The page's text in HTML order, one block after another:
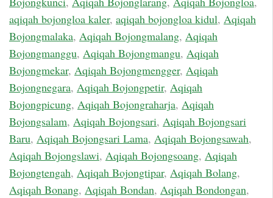
aqiqah bojongloa kaler, aqiqah bojongloa kidul, Aqiqah
Bojongmalaka, Aqiqah Bojongmalang, Aqiqah
Bojongmanggu, Aqiqah Bojongmangu, Aqiqah
Bojongmekar, Aqiqah Bojongmengger, Aqiqah
Bojongnegara, Aqiqah Bojongpetir, Aqiqah
Bojongpicung, Aqiqah Bojongraharja, Aqiqah
Bojongsalam, Aqiqah Bojongsari, Aqiqah Bojongsari
Baru, Aqiqah Bojongsari Lama, Aqiqah Bojongsawah,
Aqiqah Bojongslawi, Aqiqah Bojongsoang, Aqiqah
Bojongtengah, Aqiqah Bojongtipar, Aqiqah Bolang,
Aqiqah Bonang, Aqiqah Bondan, Aqiqah Bondongan,